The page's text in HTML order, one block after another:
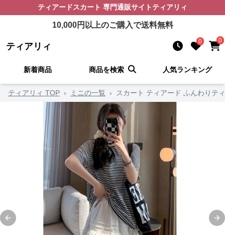
ティアードスカート 専門通販サイト ティアリィ
10,000円以上のご購入で送料無料
ティアリィ 0 0
新着商品 商品を検索 人気ランキング
ティアリィ TOP › ミニの一覧 › スカート ティアード ふんわりテ
Previous slide